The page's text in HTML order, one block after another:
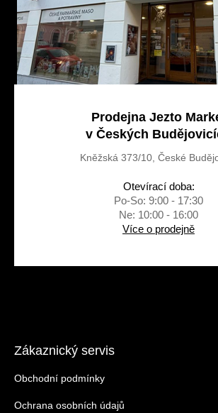
Prodejna Jezto
v Českých
Kněžská 373/10, České
Otevírací doba:
Po-So: 9:00 - 17:30
Ne: 10:00 - 16:00
Více o prodejně
Zákaznický servis
Obchodní podmínky
Ochrana osobních údajů